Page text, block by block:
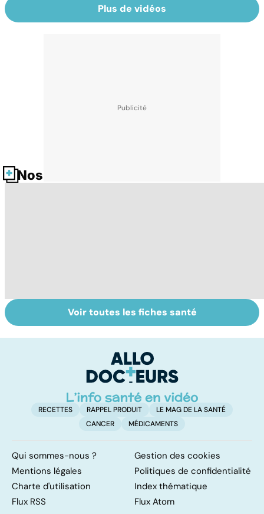
Plus de vidéos
Nos fiches santé
L'avortement :
quels délais,
Gynéco : un suivi
pour la vie
Voir toutes les fiches santé
RECETTES RAPPEL PRODUIT
LE MAG DE LA SANTÉ
CANCER
MÉDICAMENTS
Qui sommes-nous ?
Gestion des cookies
Mentions légales
Politiques de confidentialité
Charte d'utilisation
Index thématique
Flux RSS
Flux Atom